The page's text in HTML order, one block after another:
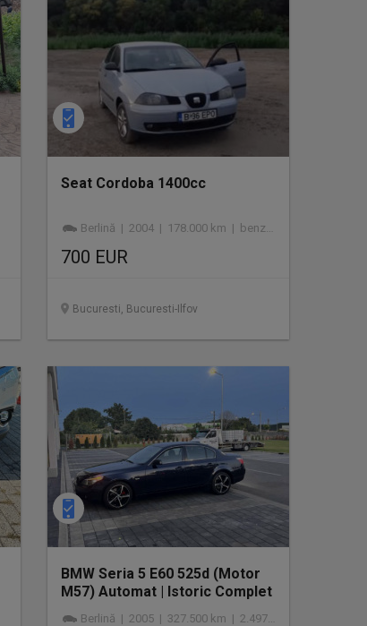
Seat Cordoba 1400cc
Berlină | 2004 | 178.000 km | benzină
700 EUR
Bucuresti, Bucuresti-Ilfov
BMW Seria 5 E60 525d (Motor
M57) Automat | Istoric Complet
Bavaria | Fost auto.
Berlină | 2005 | 327.500 km | 2.497 cmc | diesel